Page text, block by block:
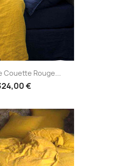
Couette Rouge...
€